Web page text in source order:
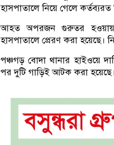
হাসপাতালে নিয়ে গেলে
আহত অপরজন গুরুতর হওয়ায়
হাসপাতালে প্রেরণ করা হয়েছে।
পঞ্চগড় বোদা থানার হাইওয়ে
পর দুটি গাড়িই আটক করা